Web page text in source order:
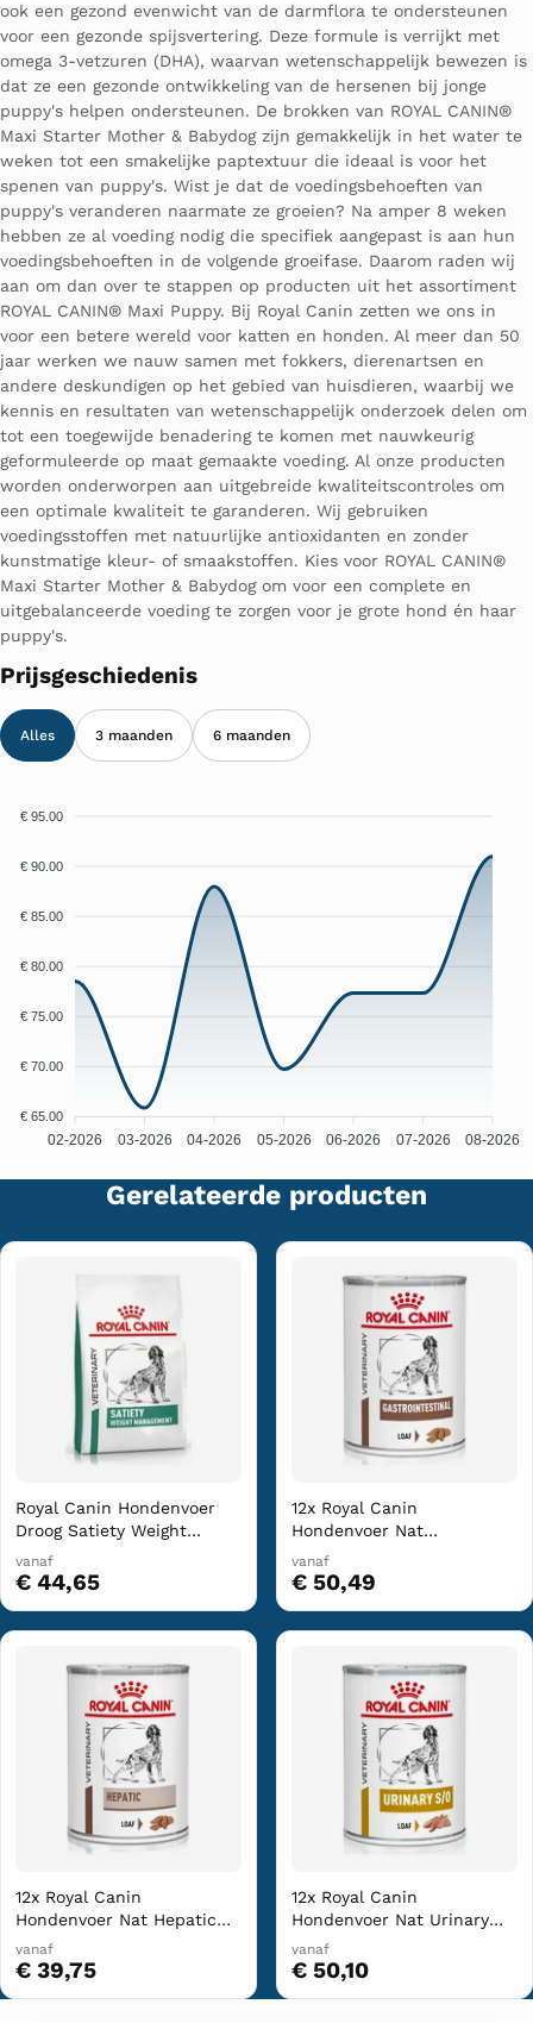
ook een gezond evenwicht van de darmflora te ondersteunen
voor een gezonde spijsvertering. Deze formule is verrijkt met
omega 3-vetzuren (DHA), waarvan wetenschappelijk bewezen is
dat ze een gezonde ontwikkeling van de hersenen bij jonge
puppy's helpen ondersteunen. De brokken van ROYAL CANIN®
Maxi Starter Mother & Babydog zijn gemakkelijk in het water te
weken tot een smakelijke paptextuur die ideaal is voor het
spenen van puppy's. Wist je dat de voedingsbehoeften van
puppy's veranderen naarmate ze groeien? Na amper 8 weken
hebben ze al voeding nodig die specifiek aangepast is aan hun
voedingsbehoeften in de volgende groeifase. Daarom raden wij
aan om dan over te stappen op producten uit het assortiment
ROYAL CANIN® Maxi Puppy. Bij Royal Canin zetten we ons in
voor een betere wereld voor katten en honden. Al meer dan 50
jaar werken we nauw samen met fokkers, dierenartsen en
andere deskundigen op het gebied van huisdieren, waarbij we
kennis en resultaten van wetenschappelijk onderzoek delen om
tot een toegewijde benadering te komen met nauwkeurig
geformuleerde op maat gemaakte voeding. Al onze producten
worden onderworpen aan uitgebreide kwaliteitscontroles om
een optimale kwaliteit te garanderen. Wij gebruiken
voedingsstoffen met natuurlijke antioxidanten en zonder
kunstmatige kleur- of smaakstoffen. Kies voor ROYAL CANIN®
Maxi Starter Mother & Babydog om voor een complete en
uitgebalanceerde voeding te zorgen voor je grote hond én haar
puppy's.
Prijsgeschiedenis
Alles 3 maanden 6 maanden
€ 95.00
€ 90.00
€ 85.00
€ 80.00
€ 75.00
€ 70.00
€ 65.00
02-2026 03-2026 04-2026 05-2026 06-2026 07-2026 08-2026
Gerelateerde producten
Royal Canin Hondenvoer
Droog Satiety Weight
Management 6 kg
vanaf
€ 44,65
12x Royal Canin
Hondenvoer Nat
Gastrointestinal 400 gr
vanaf
€ 50,49
12x Royal Canin
Hondenvoer Nat Hepatic
420 gr
vanaf
€ 39,75
12x Royal Canin
Hondenvoer Nat Urinary
S/O 410 gr
vanaf
€ 50,10